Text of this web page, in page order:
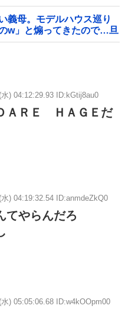
義母。モデルハウス巡り
w」と煽ってきたので…旦
ロｗｗ←嫌味を逆手にと
水) 04:12:29.93 ID:kGtij8au0
ＡＲＥ ＨＡＧＥだ
) 04:19:32.54 ID:anmdeZkQ0
てやらんだろ
) 05:05:06.68 ID:w4kOOpm00